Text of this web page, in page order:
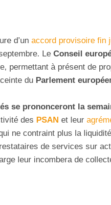
d’un accord provisoire fin
Le Conseil
permettant à présent de
du Parlement
se prononceront la
des PSAN et leur
ne contraint plus la
de services sur
leur incombera de